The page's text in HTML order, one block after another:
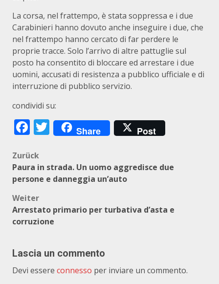
La corsa, nel frattempo, è stata soppressa e i due
Carabinieri hanno dovuto anche inseguire i due, che
nel frattempo hanno cercato di far perdere le
proprie tracce. Solo l’arrivo di altre pattuglie sul
posto ha consentito di bloccare ed arrestare i due
uomini, accusati di resistenza a pubblico ufficiale e di
interruzione di pubblico servizio.
condividi su:
Facebook
Twitter
Share Post
Beitragsnavigation
Zurück
Paura in strada. Un uomo aggredisce due
persone e danneggia un’auto
Weiter
Arrestato primario per turbativa d’asta e
corruzione
Lascia un commento
Devi essere connesso per inviare un commento.